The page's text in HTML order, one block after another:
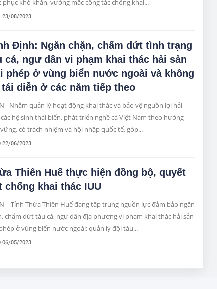
23/08/2023
Định: Ngăn chặn, chấm dứt tình trạng
cá, ngư dân vi phạm khai thác hải sản
phép ở vùng biển nước ngoài và không
tái diễn ở các năm tiếp theo
- Nhằm quản lý hoạt động khai thác và bảo vệ nguồn lợi hải
các hệ sinh thái biển, phát triển nghề cá Việt Nam theo hướng
có trách nhiệm và hội nhập quốc tế, góp...
22/06/2023
Thiên Huế thực hiện đồng bộ, quyết
chống khai thác IUU
– Tỉnh Thừa Thiên Huế đang tập trung nguồn lực đảm bảo ngăn
chấm dứt tàu cá, ngư dân địa phương vi phạm khai thác hải sản
ở vùng biển nước ngoài; quản lý đội tàu...
06/05/2023